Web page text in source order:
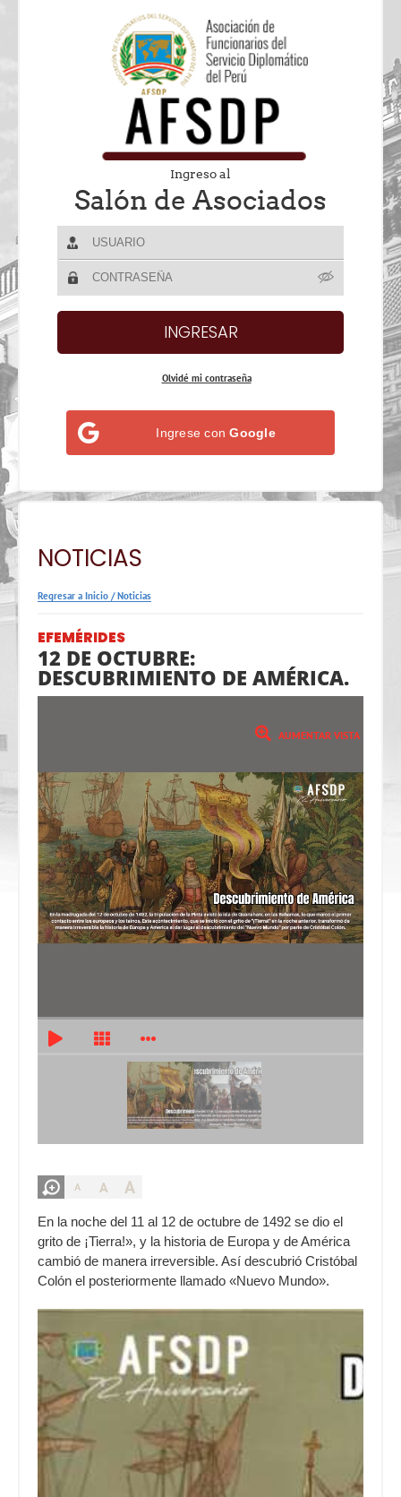
Ingreso al
Salón de Asociados
Olvidé mi contraseña
Ingrese conGoogle
NOTICIAS
Regresar a Inicio /Noticias
EFEMÉRIDES
12 DE OCTUBRE:
DESCUBRIMIENTO DE AMÉRICA.
A A A
En la noche del 11 al 12 de octubre de 1492 se dio el
grito de ¡Tierra!», y la historia de Europa y de América
cambió de manera irreversible. Así descubrió Cristóbal
Colón el posteriormente llamado «Nuevo Mundo».